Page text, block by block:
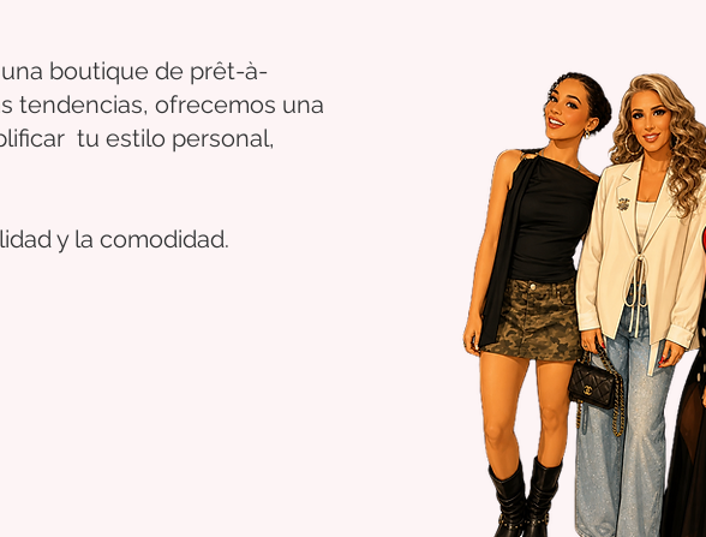
boutique de prêt-à-
tendencias, ofrecemos una
tu estilo personal,
y la comodidad.